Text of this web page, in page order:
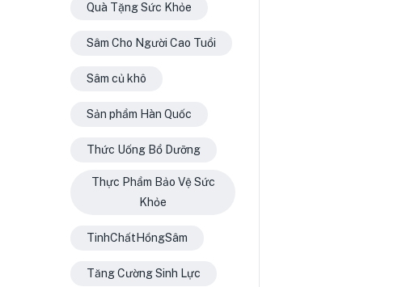
Quà Tặng Sức Khỏe
Sâm Cho Người Cao Tuổi
Sâm củ khô
Sản phẩm Hàn Quốc
Thức Uống Bổ Dưỡng
Thực Phẩm Bảo Vệ Sức
Khỏe
TinhChấtHồngSâm
Tăng Cường Sinh Lực